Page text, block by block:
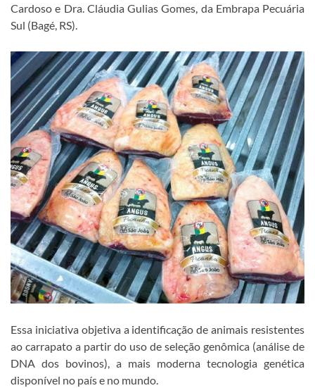
Cardoso e Dra. Cláudia Gulias Gomes, da Embrapa Pecuária
Sul (Bagé, RS).
Essa iniciativa objetiva a identificação de animais resistentes
ao carrapato a partir do uso de seleção genômica (análise de
DNA dos bovinos), a mais moderna tecnologia genética
disponível no país e no mundo.